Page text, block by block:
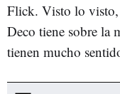
Flick. Visto lo visto,
Deco tiene sobre la
tienen mucho